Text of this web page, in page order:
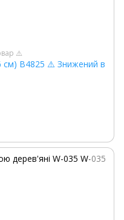
⚠️
см) В4825 ⚠️ Знижений в